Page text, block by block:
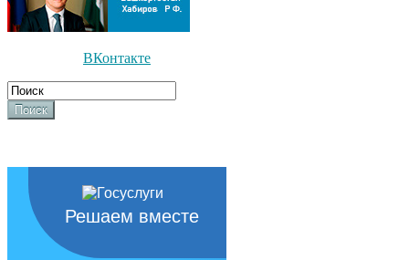
ВКонтакте
Поиск
Решаем вместе